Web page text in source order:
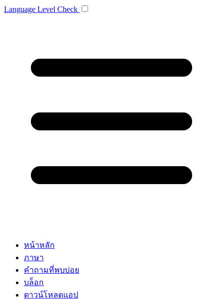
Language Level Check
หน้าหลัก
ภาษา
คำถามที่พบบ่อย
บล็อก
ดาวน์โหลดแอป